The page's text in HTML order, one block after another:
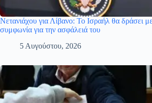
Νετανιάχου για Λίβανο: Το Ισραήλ θα δράσει
συμφωνία για την ασφάλειά του
5 Αυγούστου, 2026